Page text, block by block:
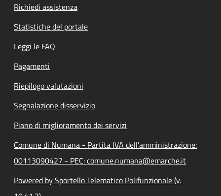
Richiedi assistenza
Statistiche del portale
Leggi le FAQ
Pagamenti
Riepilogo valutazioni
Segnalazione disservizio
Piano di miglioramento dei servizi
Comune di Numana - Partita IVA dell'amministrazione:
00113090427 - PEC: comune.numana@emarche.it
Powered by Sportello Telematico Polifunzionale (v.